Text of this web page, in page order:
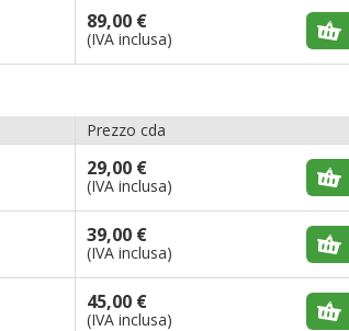
89,00 €
(IVA inclusa)
Prezzo cda
29,00 €
(IVA inclusa)
39,00 €
(IVA inclusa)
45,00 €
(IVA inclusa)